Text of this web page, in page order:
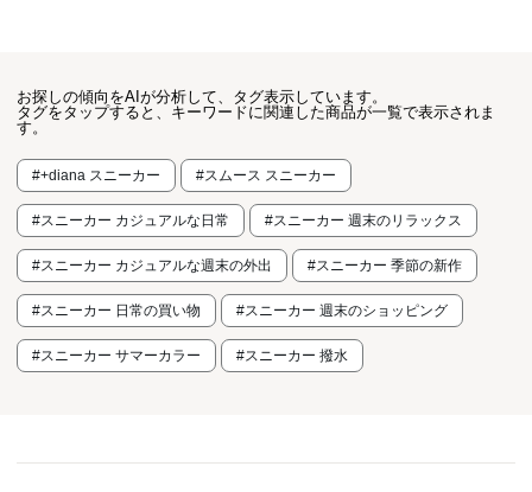
お探しの傾向をAIが分析して、タグ表示しています。
タグをタップすると、キーワードに関連した商品が一覧で表示されま
す。
#+diana スニーカー #スムース スニーカー
#スニーカー カジュアルな日常 #スニーカー 週末のリラックス
#スニーカー カジュアルな週末の外出 #スニーカー 季節の新作
#スニーカー 日常の買い物 #スニーカー 週末のショッピング
#スニーカー サマーカラー #スニーカー 撥水